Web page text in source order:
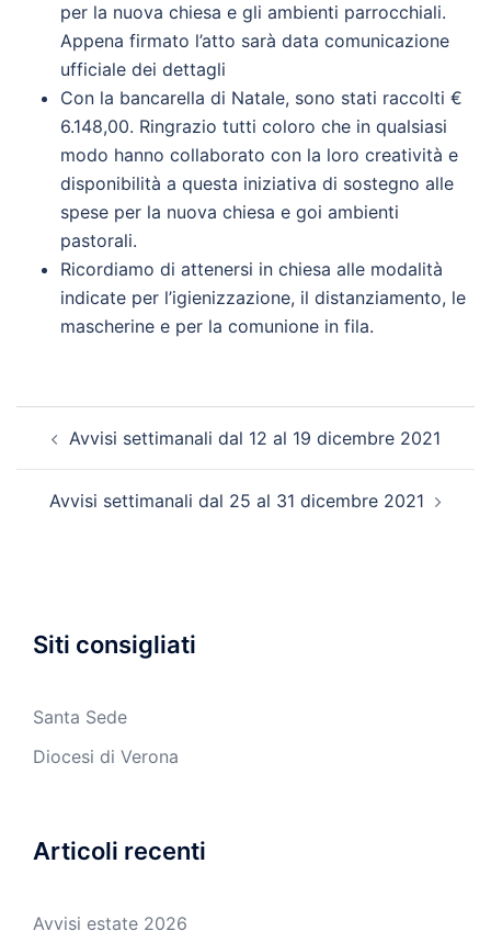
per la nuova chiesa e gli ambienti parrocchiali.
Appena firmato l’atto sarà data comunicazione
ufficiale dei dettagli
Con la bancarella di Natale, sono stati raccolti €
6.148,00. Ringrazio tutti coloro che in qualsiasi
modo hanno collaborato con la loro creatività e
disponibilità a questa iniziativa di sostegno alle
spese per la nuova chiesa e goi ambienti
pastorali.
Ricordiamo di attenersi in chiesa alle modalità
indicate per l’igienizzazione, il distanziamento, le
mascherine e per la comunione in fila.
articolo
Avvisi settimanali dal 12 al 19 dicembre 2021
Avvisi settimanali dal 25 al 31 dicembre 2021
Siti consigliati
Santa Sede
Diocesi di Verona
Articoli recenti
Avvisi estate 2026